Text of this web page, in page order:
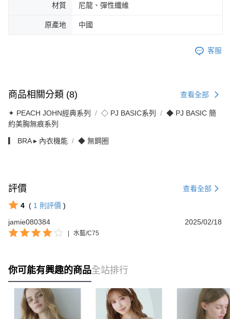
材質 尼龍、彈性纖維
原產地 中國
客服
商品相關分類 (8) 查看全部
✦ PEACH JOHN經典系列 ◇ PJ BASIC系列
◆ PJ BASIC 簡
約美胸無痕系列
▎ BRA ▸ 內衣機能 ◆ 無鋼圈
評價 查看全部
4 ( 1 則評價 )
jamie080384
2025/02/18
| 水藍/C75
你可能有興趣的商品全站排行